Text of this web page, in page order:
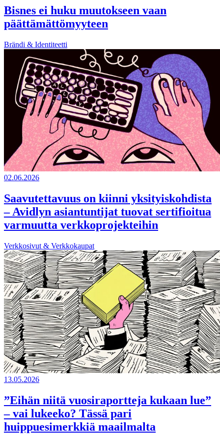
Bisnes ei huku muutokseen vaan
päättämättömyyteen
Brändi & Identiteetti
02.06.2026
Saavutettavuus on kiinni yksityiskohdista
– Avidlyn asiantuntijat tuovat sertifioitua
varmuutta verkkoprojekteihin
Verkkosivut & Verkkokaupat
13.05.2026
”Eihän niitä vuosiraportteja kukaan lue”
– vai lukeeko? Tässä pari
huippuesimerkkiä maailmalta